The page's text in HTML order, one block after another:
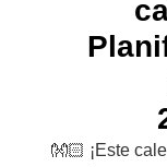
👐🏻 ¡Este